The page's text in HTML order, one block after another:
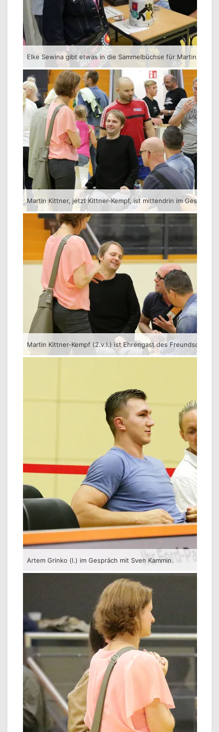
Elke Sewina gibt etwas in die Sammelbüchse für Martin
Martin Kittner, jetzt Kittner-Kempf, ist mittendrin im
Artem Grinko (l.) im Gespräch mit Sven Kammin.